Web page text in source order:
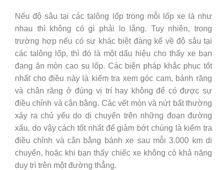
Nếu độ sâu tại các talông lốp trong mỗi lốp xe là như
nhau thì không có gì phải lo lắng. Tuy nhiên, trong
trường hợp nếu có sự khác biệt đáng kể về độ sâu tại
các talông lốp, thì đó là một dấu hiệu cho thấy xe bạn
đang ăn mòn cao su lốp. Các biện pháp khắc phục tốt
nhất cho điều này là kiểm tra xem góc cam, bánh răng
và chân răng ở đúng vị trí hay không để có được sự
điều chỉnh và cân bằng. Các vết mòn và nứt bất thường
xảy ra chủ yếu do di chuyển trên những đoạn đường
xấu, do vậy cách tốt nhất để giảm bớt chúng là kiểm tra
điều chỉnh và cân bằng bánh xe sau mỗi 3.000 km di
chuyển, hoặc khi bạn thấy chiếc xe không có khả năng
duy trì trên một đường thẳng.